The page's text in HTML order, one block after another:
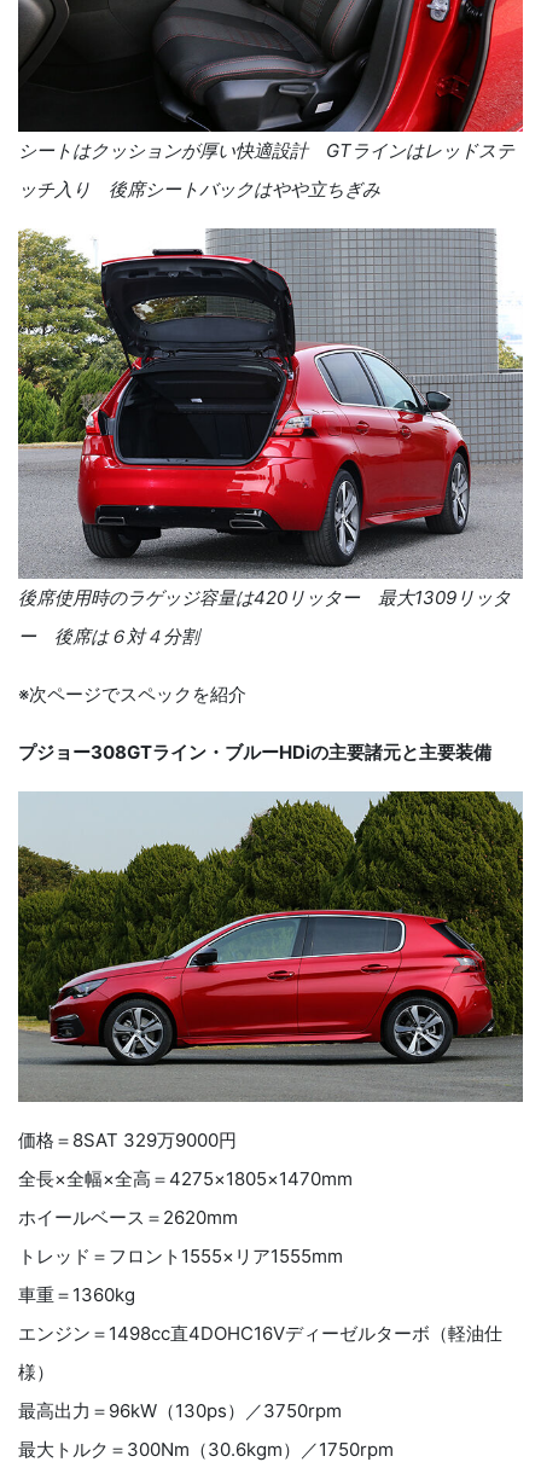
シートはクッションが厚い快適設計 GTラインはレッドステ
ッチ入り 後席シートバックはやや立ちぎみ
後席使用時のラゲッジ容量は420 リッター 最大1309 リッタ
ー 後席は６対４分割
※次ページでスペックを紹介
プジョー308GTライン・ブルーHDiの主要諸元と主要装備
価格＝ 8SAT 329万9000円
全長×全幅×全高＝4275×1805×1470mm
ホイールベース＝ 2620mm
トレッド＝フロント 1555×リア1555mm
車重＝ 1360kg
エンジン＝ 1498cc直4DOHC16Vディーゼルターボ（軽油仕
様）
最高出力＝ 96kW （130ps）／3750rpm
最大トルク＝ 300Nm （30.6kgm）／1750rpm